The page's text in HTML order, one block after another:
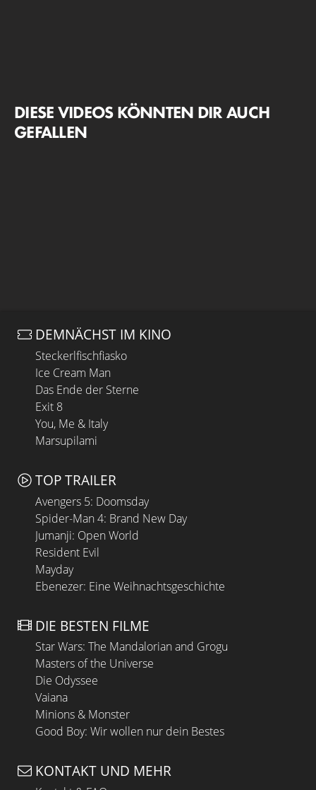
DIESE VIDEOS KÖNNTEN DIR AUCH
GEFALLEN
DEMNÄCHST IM KINO
Steckerlfischfiasko
Ice Cream Man
Das Ende der Sterne
Exit 8
You, Me & Italy
Marsupilami
TOP TRAILER
Avengers 5: Doomsday
Spider-Man 4: Brand New Day
Jumanji: Open World
Resident Evil
Mayday
Ebenezer: Eine Weihnachtsgeschichte
DIE BESTEN FILME
Star Wars: The Mandalorian and Grogu
Masters of the Universe
Die Odyssee
Vaiana
Minions & Monster
Good Boy: Wir wollen nur dein Bestes
KONTAKT UND MEHR